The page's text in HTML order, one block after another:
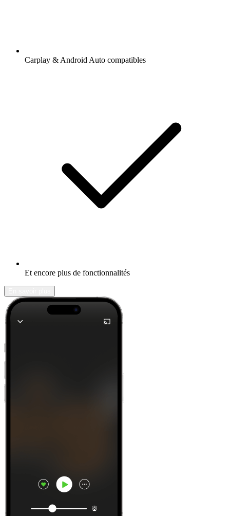
Carplay & Android Auto compatibles
Et encore plus de fonctionnalités